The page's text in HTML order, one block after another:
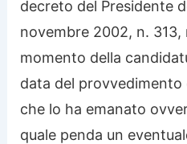
decreto del Presidente
novembre 2002, n.
momento della
data del provvedimento
che lo ha emanato
quale penda un